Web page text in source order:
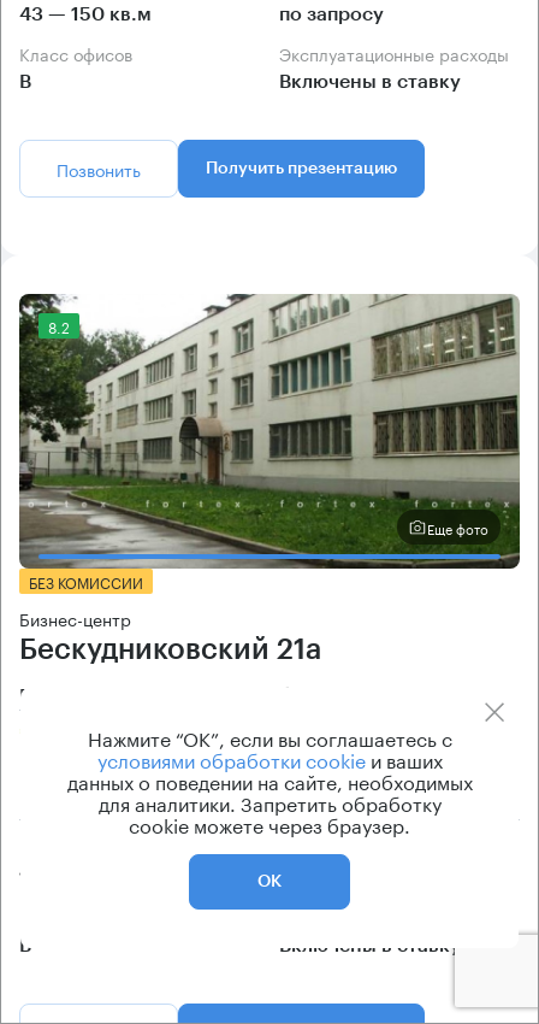
43 — 150 кв.м по запросу
Класс офисов
B
Эксплуатационные расходы
Включены в ставку
Позвонить Получить презентацию
8.2
Еще фото
БЕЗ КОМИССИИ
Бизнес-центр
Бескудниковский 21а
Москва, Бескудниковский бульвар, 21а
Селигерская → 600 м ~6 мин
1.37 км → Дубнинская улица
История предложений
150 — 740 кв.м
Ставка арендной платы
по запросу
B
Эксплуатационные расходы
Включены в ставку
Нажмите “ОК”, если вы соглашаетесь с
условиями обработки cookieи ваших
данных о поведении на сайте, необходимых
для аналитики. Запретить обработку
cookie можете через браузер.
ОК